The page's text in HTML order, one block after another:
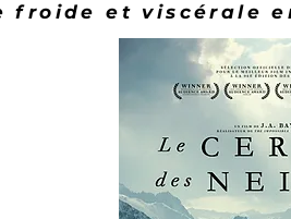
froide et viscérale